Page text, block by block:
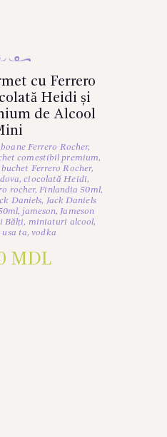
cu Ferrero
Heidi și
de Alcool
Ferrero Rocher,
comestibil premium,
buchet Ferrero Rocher,
,ciocolată Heidi,
rocher,Finlandia 50ml,
Daniels, Jack Daniels
, jameson, Jameson
Bălți, miniaturi alcool,
usa ta,vodka
MDL